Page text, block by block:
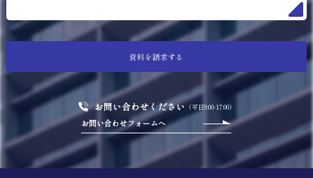
資料を請求する
お問い合わせください （平日9:00-17:00）
お問い合わせフォームへ